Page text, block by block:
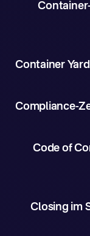
Container
Compliance-
Code of
Closing im